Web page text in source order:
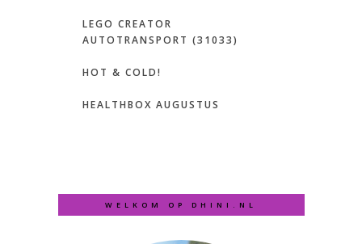
LEGO CREATOR
AUTOTRANSPORT (31033)
HOT & COLD!
HEALTHBOX AUGUSTUS
WELKOM OP DHINI.NL